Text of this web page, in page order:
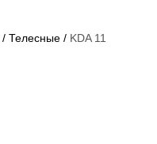
/ Телесные / KDA 11